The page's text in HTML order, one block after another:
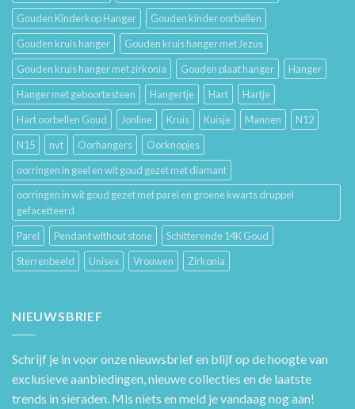
Gouden Kinderkop Hanger
Gouden kinder oorbellen
Gouden kruis hanger
Gouden kruis hanger met Jezus
Gouden kruis hanger met zirkonia
Gouden plaat hanger
Hanger
Hanger met geboortesteen
Hangertje Hart
Hartje
Hart oorbellen Goud
Jonline Kruis Kuisje Mannen
N12
N15
nvt Oorhangers
Oorknopjes
oorringen in geel en wit goud gezet met diamant
oorringen in wit goud gezet met parel en groene kwarts druppel
gefacetteerd
Parel
Pendant without stone
Schitterende 14K Goud
Sterrenbeeld
Unisex Vrouwen Zirkonia
NIEUWSBRIEF
Schrijf je in voor onze nieuwsbrief en blijf op de hoogte van
exclusieve aanbiedingen, nieuwe collecties en de laatste
trends in sieraden. Mis niets en meld je vandaag nog aan!